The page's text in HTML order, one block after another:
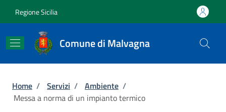
Regione Sicilia
Comune di Malvagna
Briciole di pane
Home / Servizi / Ambiente /
Messa a norma di un impianto termico